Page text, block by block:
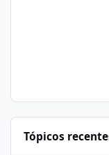
Tópicos